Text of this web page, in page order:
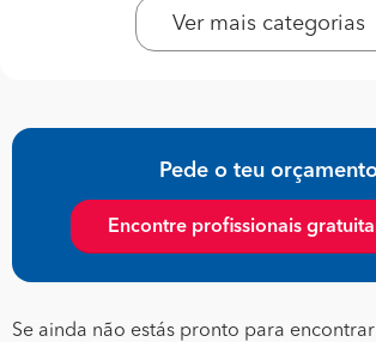
Ver mais categorias
Pede o teu
Encontre profissionais
Se ainda não estás pronto para